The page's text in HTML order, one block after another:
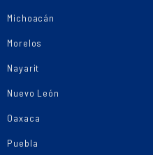
Michoacán
Morelos
Nayarit
Nuevo León
Oaxaca
Puebla